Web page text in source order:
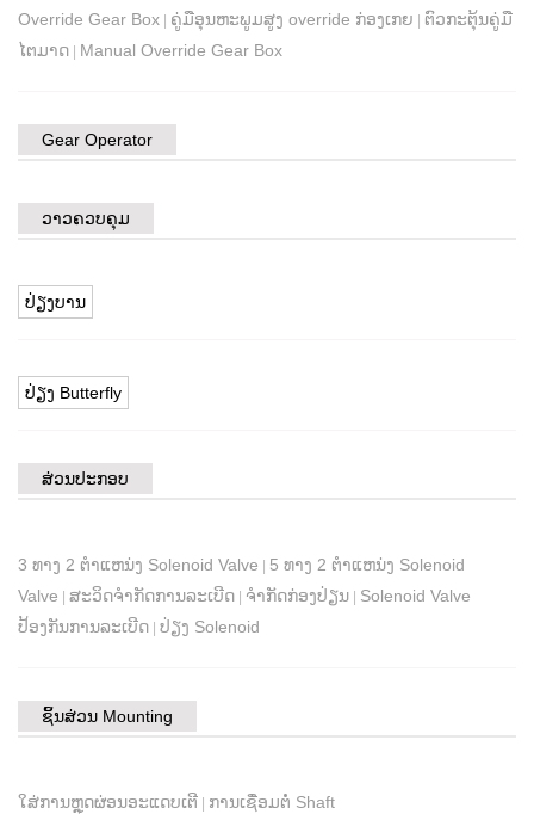
Override Gear Box ຄູ່ມືອຸນຫະພູມສູງ override ກ່ອງເກຍ
ຕົວກະຕຸ້ນຄູ່ມື
ໄຕມາດ
Manual Override Gear Box
Gear Operator
ວາວຄວບຄຸມ
ປ່ຽງບານ
ປ່ຽງ Butterfly
ສ່ວນປະກອບ
3 ທາງ 2 ຕໍາແຫນ່ງ Solenoid Valve
5 ທາງ 2 ຕໍາແຫນ່ງ Solenoid
Valve
ສະວິດຈຳກັດການລະເບີດ ຈຳກັດກ່ອງປ່ຽນ
Solenoid Valve
ປ້ອງກັນການລະເບີດ ປ່ຽງ Solenoid
ຊິ້ນສ່ວນ Mounting
ໃສ່ການຫຼຸດຜ່ອນອະແດບເຕີ ການເຊື່ອມຕໍ່ Shaft